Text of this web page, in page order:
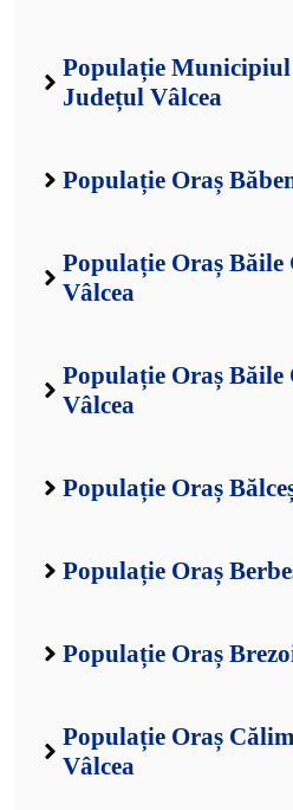
Populație
Județul Vâlcea
Populație Oraș
Populație Oraș
Vâlcea
Populație Oraș Băile
Vâlcea
Populație Oraș
Populație Oraș
Populație Oraș
Populație Oraș
Vâlcea